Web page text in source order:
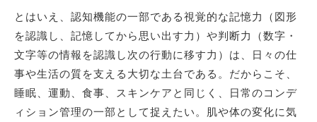
とはいえ、認知機能の一部である視覚的な記憶力（図形
を認識し、記憶してから思い出す力）や判断力（数字・
文字等の情報を認識し次の行動に移す力）は、日々の仕
事や生活の質を支える大切な土台である。だからこそ、
睡眠、運動、食事、スキンケアと同じく、日常のコンデ
ィション管理の一部として捉えたい。肌や体の変化に気